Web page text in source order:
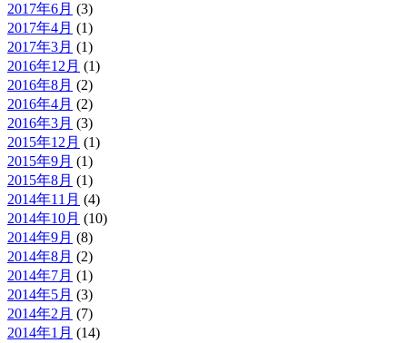
2017年6月 (3)
2017年4月 (1)
2017年3月 (1)
2016年12月 (1)
2016年8月 (2)
2016年4月 (2)
2016年3月 (3)
2015年12月 (1)
2015年9月 (1)
2015年8月 (1)
2014年11月 (4)
2014年10月 (10)
2014年9月 (8)
2014年8月 (2)
2014年7月 (1)
2014年5月 (3)
2014年2月 (7)
2014年1月 (14)